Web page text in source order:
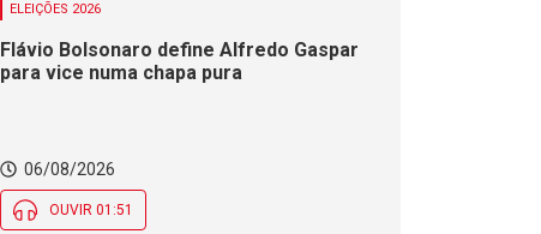
ELEIÇÕES 2026
Flávio Bolsonaro define Alfredo Gaspar
para vice numa chapa pura
06/08/2026
OUVIR 01:51